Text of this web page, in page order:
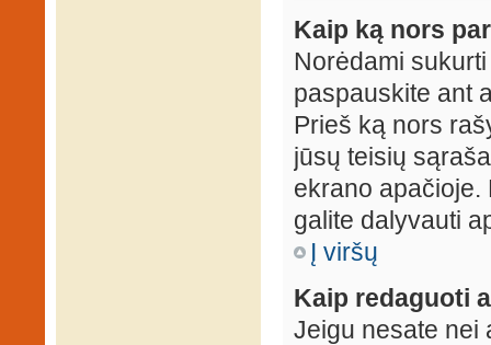
Kaip ką nors
Norėdami
paspauskite ant
Prieš ką nors
jūsų teisių
ekrano apačioje.
galite dalyvauti
Į viršų
Kaip redaguoti
Jeigu nesate nei